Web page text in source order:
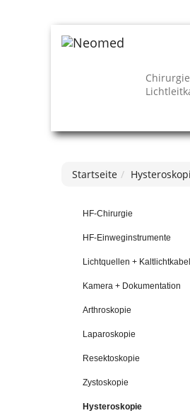
Startseite
HF-Chirurgie
HF-Einweginstrumente
Lichtquellen + Kaltlichtkabel
Kamera + Dokumentation
Arthroskopie
Laparoskopie
Resektoskopie
Zystoskopie
Hysteroskopie